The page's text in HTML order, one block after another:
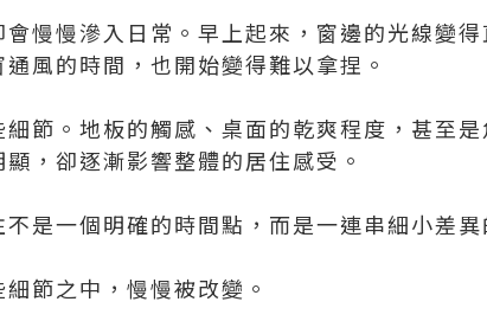
慢慢滲入日常。早上起來，窗邊的光線變
風的時間，也開始變得難以拿捏。
節。地板的觸感、桌面的乾爽程度，甚至
，卻逐漸影響整體的居住感受。
是一個明確的時間點，而是一連串細小差異
節之中，慢慢被改變。